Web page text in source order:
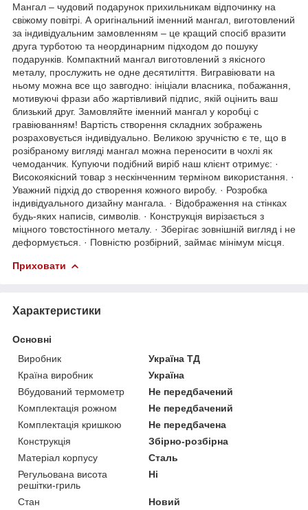
Мангал – чудовий подарунок прихильникам відпочинку на
свіжому повітрі. А оригінальний іменний мангал, виготовлений
за індивідуальним замовленням – це кращий спосіб вразити
друга турботою та неординарним підходом до пошуку
подарунків. Компактний мангал виготовлений з якісного
металу, прослужить не одне десятиліття. Вигравіювати на
ньому можна все що завгодно: ініціали власника, побажання,
мотивуючі фрази або жартівливий підпис, якій оцінить ваш
близький друг. Замовляйте іменний мангал у коробці с
гравіюванням! Вартість створення складних зображень
розраховується індивідуально. Великою зручністю є те, що в
розібраному вигляді мангал можна переносити в чохлі як
чемоданчик. Купуючи подібний виріб наш клієнт отримує: ·
Високоякісний товар з нескінченним терміном використання. ·
Уважний підхід до створення кожного виробу. · Розробка
індивідуального дизайну мангала. · Відображення на стінках
будь-яких написів, символів. · Конструкція вирізається з
міцного товстостінного металу. · Зберігає зовнішній вигляд і не
деформується. · Повністю розбірний, займає мінімум місця.
Приховати
Характеристики
Основні
Виробник
Україна ТД
Країна виробник
Україна
Вбудований термометр
Не передбачений
Комплектація рожном
Не передбачений
Комплектація кришкою
Не передбачена
Конструкція
Збірно-розбірна
Матеріал корпусу
Сталь
Регульована висота
решітки-гриль
Ні
Стан
Новий